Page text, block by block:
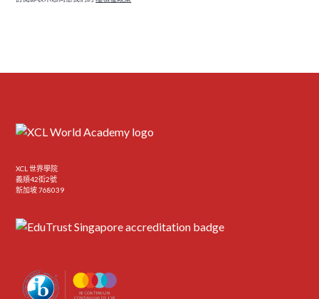
XCL 世界學院
義順42街2號
新加坡 768039